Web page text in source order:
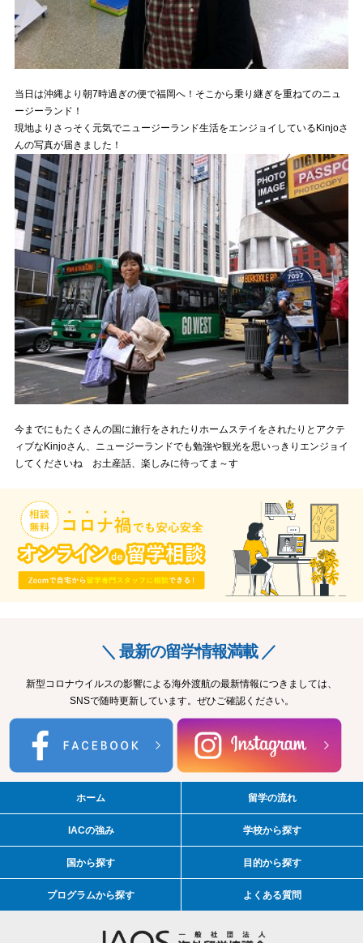
当日は沖縄より朝7時過ぎの便で福岡へ！そこから乗り継ぎを重ねてのニュ
ージーランド！
現地よりさっそく元気でニュージーランド生活をエンジョイしているKinjoさ
んの写真が届きました！
今までにもたくさんの国に旅行をされたりホームステイをされたりとアクテ
ィブなKinjoさん、ニュージーランドでも勉強や観光を思いっきりエンジョイ
してくださいね お土産話、楽しみに待ってま～す
＼ 最新の留学情報満載 ／
新型コロナウイルスの影響による海外渡航の最新情報につきましては、
SNSで随時更新しています。ぜひご確認ください。
ホーム 留学の流れ
IACの強み 学校から探す
国から探す 目的から探す
プログラムから探す よくある質問